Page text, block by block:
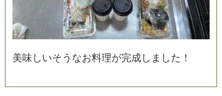
美味 しいそ う なお料理が完成 し ま した ！